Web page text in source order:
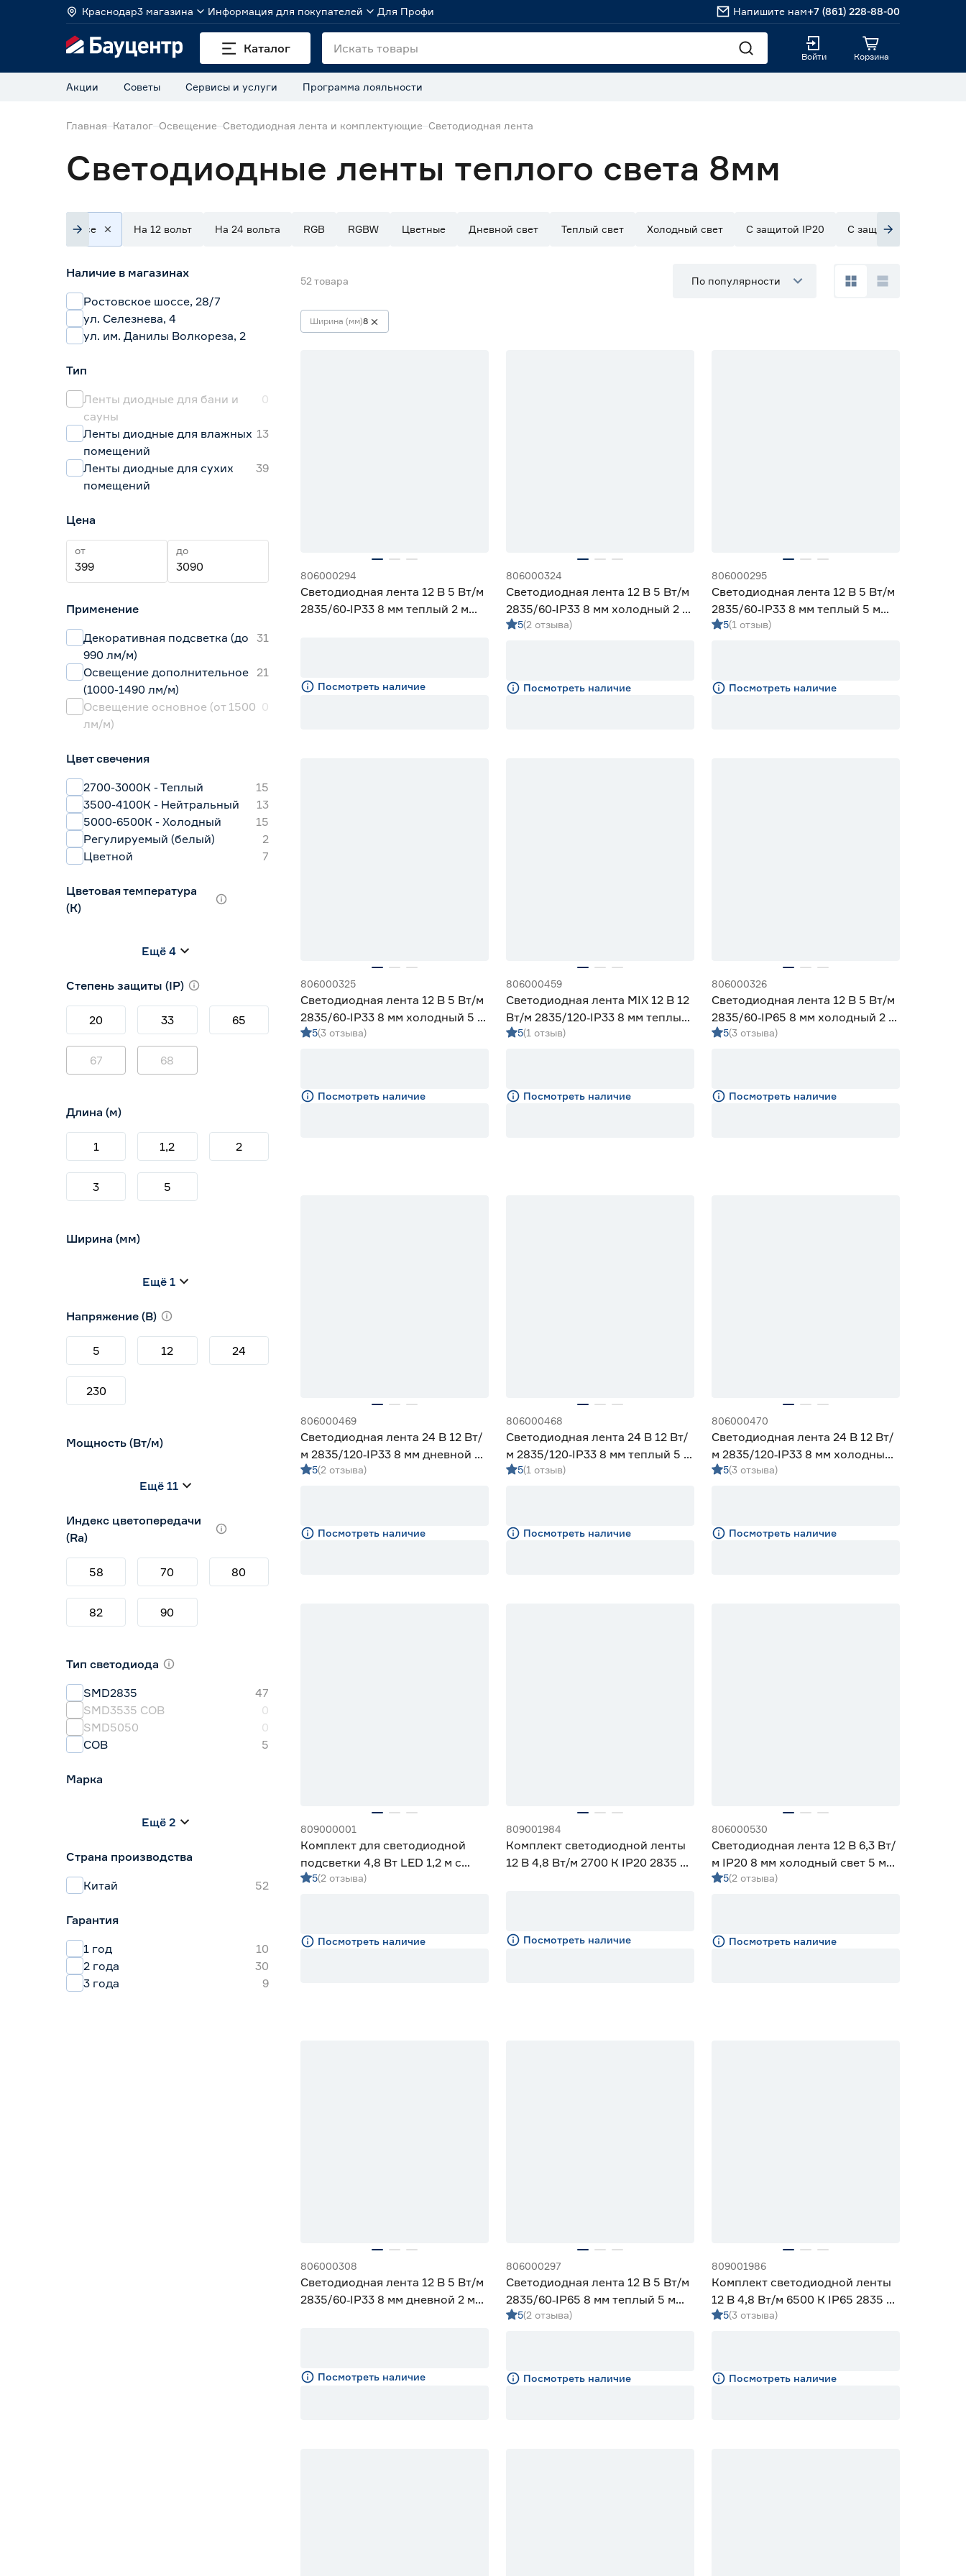
Краснодар3 магазина Информация для покупателей Для Профи Напишите нам+7 (861) 228-88-00
Каталог
Войти Корзина
Акции Советы Сервисы и услуги Программа лояльности
Главная Каталог Освещение Светодиодная лента и комплектующие Светодиодная лента
Светодиодные ленты теплого света 8мм
Все На 12 вольт На 24 вольта RGB RGBW Цветные Дневной свет Теплый свет Холодный свет С защитой IP20 С защитой IP33
Наличие в магазинах
Ростовское шоссе, 28/7
ул. Селезнева, 4
ул. им. Данилы Волкореза, 2
Тип
Ленты диодные для бани и
сауны
0
Ленты диодные для влажных
помещений
13
Ленты диодные для сухих
помещений
39
Цена
от до
Применение
Декоративная подсветка (до
990 лм/м)
31
Освещение дополнительное
(1000-1490 лм/м)
21
Освещение основное (от 1500
лм/м)
0
Цвет свечения
2700-3000К - Теплый
15
3500-4100К - Нейтральный
13
5000-6500К - Холодный
15
Регулируемый (белый)
2
Цветной
7
Цветовая температура
(К)
2700-3000 (теплый)
3800-4200 (дневной)
4000 (нейтральный)
3
Ещё 4
Степень защиты (IP)
20 33 65
67 68
Длина (м)
1 1,2 2
3 5
Ширина (мм)
10 12
Ещё 1
Напряжение (В)
5 12 24
230
Мощность (Вт/м)
5 7
Ещё 11
Индекс цветопередачи
(Ra)
58 70 80
82 90
Тип светодиода
SMD2835
47
SMD3535 СОВ
0
SMD5050
0
СОВ
5
Марка
Navigator
Ещё 2
Страна производства
Китай
52
Гарантия
1 год
10
2 года
30
3 года
9
52 товара По популярности
Ширина (мм)8
806000294
Светодиодная лента 12 В 5 Вт/м
2835/60‑IP33 8 мм теплый 2 м
Посмотреть наличие
806000324
Светодиодная лента 12 В 5 Вт/м
2835/60‑IP33 8 мм холодный 2 м
Geniled
5(2 отзыва)
Посмотреть наличие
806000295
Светодиодная лента 12 В 5 Вт/м
2835/60‑IP33 8 мм теплый 5 м
Geniled
5(1 отзыв)
Посмотреть наличие
806000325
Светодиодная лента 12 В 5 Вт/м
2835/60‑IP33 8 мм холодный 5 м
Geniled
5(3 отзыва)
Посмотреть наличие
806000459
Светодиодная лента MIX 12 В 12
Вт/м 2835/120‑IP33 8 мм теплый/
дневной/холодный 2 м Geniled
5(1 отзыв)
Посмотреть наличие
806000326
Светодиодная лента 12 В 5 Вт/м
2835/60‑IP65 8 мм холодный 2 м
Geniled
5(3 отзыва)
Посмотреть наличие
806000469
Светодиодная лента 24 В 12 Вт/
м 2835/120‑IP33 8 мм дневной 5
м Geniled
5(2 отзыва)
Посмотреть наличие
806000468
Светодиодная лента 24 В 12 Вт/
м 2835/120‑IP33 8 мм теплый 5 м
Geniled
5(1 отзыв)
Посмотреть наличие
806000470
Светодиодная лента 24 В 12 Вт/
м 2835/120‑IP33 8 мм холодный
5 м Geniled
5(3 отзыва)
Посмотреть наличие
809000001
Комплект для светодиодной
подсветки 4,8 Вт LED 1,2 м c
датчиком движения IEK
5(2 отзыва)
Посмотреть наличие
809001984
Комплект светодиодной ленты
12 В 4,8 Вт/м 2700 К IP20 2835 5
Посмотреть наличие
806000530
Светодиодная лента 12 В 6,3 Вт/
м IP20 8 мм холодный свет 5 м
Smartbuy
5(2 отзыва)
Посмотреть наличие
806000308
Светодиодная лента 12 В 5 Вт/м
2835/60‑IP33 8 мм дневной 2 м
Посмотреть наличие
806000297
Светодиодная лента 12 В 5 Вт/м
2835/60‑IP65 8 мм теплый 5 м
Geniled
5(2 отзыва)
Посмотреть наличие
809001986
Комплект светодиодной ленты
12 В 4,8 Вт/м 6500 К IP65 2835 5
м ЭРА
5(3 отзыва)
Посмотреть наличие